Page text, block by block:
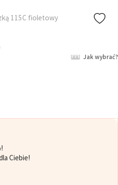
115C fioletowy
Jak wybrać?
Ciebie!